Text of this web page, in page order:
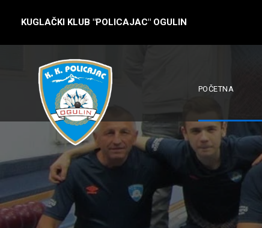
KUGLAČKI KLUB "POLICAJAC" OGULIN
POČETNA